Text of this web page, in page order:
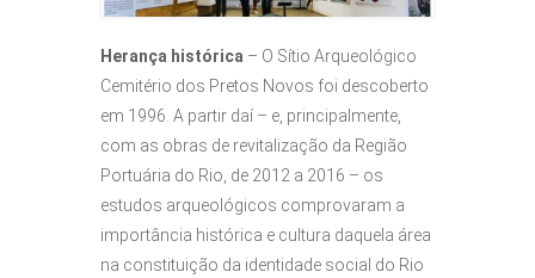
Herança histórica – O Sítio Arqueológico
Cemitério dos Pretos Novos foi descoberto
em 1996. A partir daí – e, principalmente,
com as obras de revitalização da Região
Portuária do Rio, de 2012 a 2016 – os
estudos arqueológicos comprovaram a
importância histórica e cultura daquela área
na constituição da identidade social do Rio